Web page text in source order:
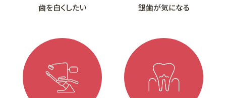
歯を白くしたい 銀歯が気になる